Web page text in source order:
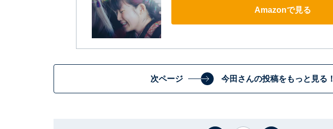
Amazonで見る
次ページ 今田さんの投稿をもっと見る！